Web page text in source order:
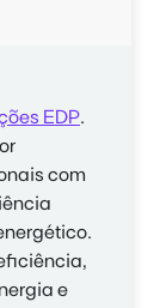
EDP.
com
e